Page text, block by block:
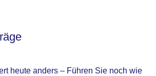
heute anders – Führen Sie noch wie